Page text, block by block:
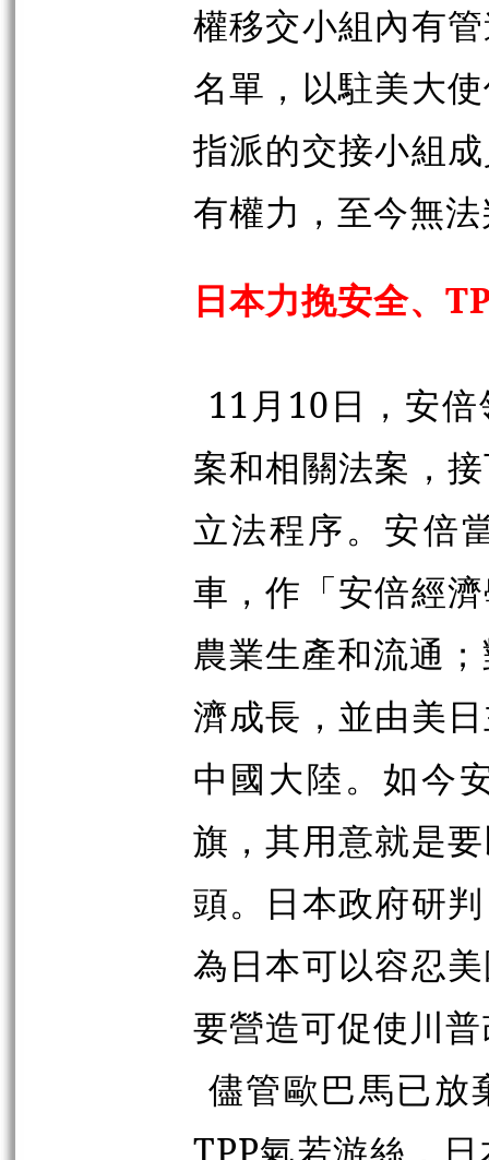
權移交小組內有
名單，以駐美大
指派的交接小組
有權力，至今無
日本力挽安全、
11月10日，安
案和相關法案，
立法程序。安倍
車，作「安倍經
農業生產和流通
濟成長，並由美
中國大陸。如今
旗，其用意就是
頭。日本政府研
為日本可以容忍
要營造可促使川
儘管歐巴馬已放